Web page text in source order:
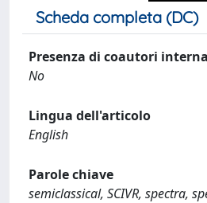
Scheda completa (DC)
Presenza di coautori
No
Lingua dell'articolo
English
Parole chiave
semiclassical, SCIVR, spectra,